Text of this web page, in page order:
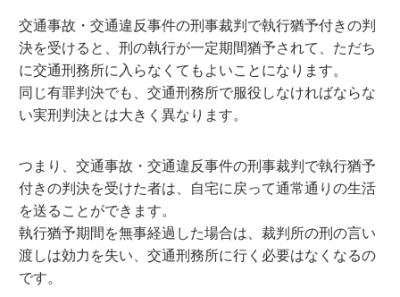
交通事故・交通違反事件の刑事裁判で執行猶予付きの判
決を受けると、刑の執行が一定期間猶予されて、ただち
に交通刑務所に入らなくてもよいことになります。
同じ有罪判決でも、交通刑務所で服役しなければならな
い実刑判決とは大きく異なります。
つまり、交通事故・交通違反事件の刑事裁判で執行猶予
付きの判決を受けた者は、自宅に戻って通常通りの生活
を送ることができます。
執行猶予期間を無事経過した場合は、裁判所の刑の言い
渡しは効力を失い、交通刑務所に行く必要はなくなるの
です。